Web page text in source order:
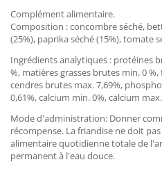
Complément alimentaire.
Composition : concombre séché,
(25%), paprika séché (15%), tomate
Ingrédients analytiques : protéines
%, matières grasses brutes min. 0
cendres brutes max. 7,69%,
0,61%, calcium min. 0%, calcium
Mode d'administration: Donner
récompense. La friandise ne doit
alimentaire quotidienne totale de
permanent à l'eau douce.